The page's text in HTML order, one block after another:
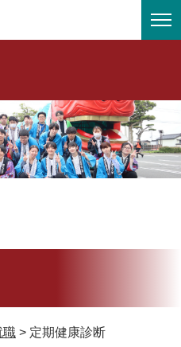
して本文へ
職 > 定期健康診断